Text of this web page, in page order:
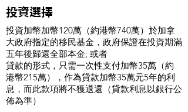
投資選擇
投資加幣加幣120萬（約港幣740萬）於加拿
大政府指定的移民基金，政府保證在投資期滿
五年後歸還全部本金; 或者
貸款的形式，只需一次性支付加幣35萬（約
港幣215萬），作為貸款加幣35萬元5年的利
息，而此款項將不獲退還（貸款利息以銀行公
佈為準）